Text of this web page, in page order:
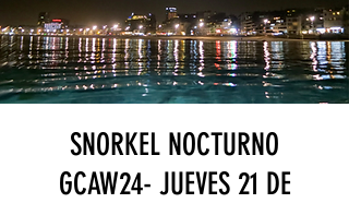
SNORKEL NOCTURNO
GCAW24- JUEVES 21 DE